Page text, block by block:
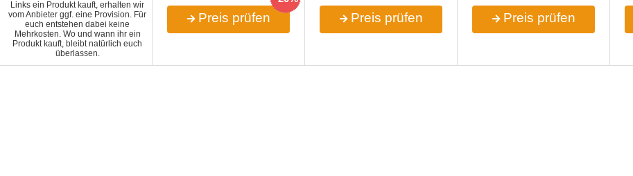
Preis prüfen Preis prüfen Preis prüfen
Links ein Produkt kauft, erhalten wir
vom Anbieter ggf. eine Provision. Für
euch entstehen dabei keine
Mehrkosten. Wo und wann ihr ein
Produkt kauft, bleibt natürlich euch
überlassen.